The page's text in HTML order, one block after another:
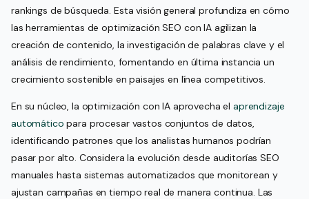
rankings de búsqueda. Esta visión general profundiza en cómo
las herramientas de optimización SEO con IA agilizan la
creación de contenido, la investigación de palabras clave y el
análisis de rendimiento, fomentando en última instancia un
crecimiento sostenible en paisajes en línea competitivos.
En su núcleo, la optimización con IA aprovecha el aprendizaje
automático para procesar vastos conjuntos de datos,
identificando patrones que los analistas humanos podrían
pasar por alto. Considera la evolución desde auditorías SEO
manuales hasta sistemas automatizados que monitorean y
ajustan campañas en tiempo real de manera continua. Las